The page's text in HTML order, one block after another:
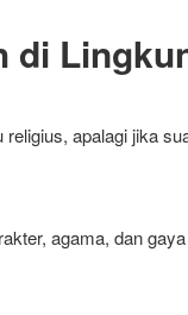
di
apalagi jika
agama, dan